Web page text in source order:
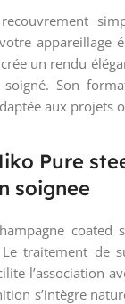
appareillage
un rendu
Son
aux projets
Pure
soignee
coated
traitement de
l’association
s’intègre